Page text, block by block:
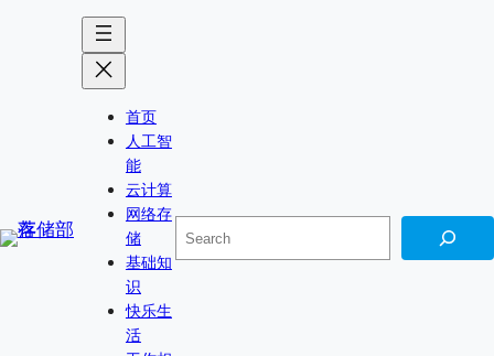
首页
人工智
能
云计算
网络存
储
基础知
识
快乐生
活
搜
索